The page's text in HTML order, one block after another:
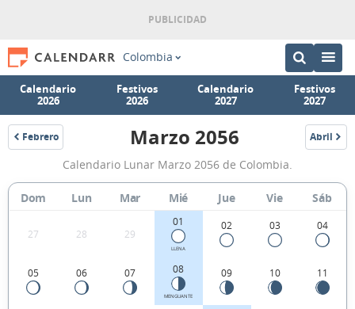
Colombia
Calendario
2026
Festivos
2026
Calendario
2027
Festivos
2027
Febrero
2056
Calendario
Lunar
Marzo
de
Colombia.
Marzo 2056 Abril
2056
Calendario Lunar Marzo 2056 de Colombia.
Dom Lun Mar Mié Jue Vie Sáb
27 28 29
01
LLENA
02 03 04
05 06 07 08
MENGUANTE
09 10 11